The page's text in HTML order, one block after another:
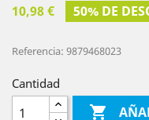
10,98 €
50% DE
Referencia: 9879468023
Cantidad
